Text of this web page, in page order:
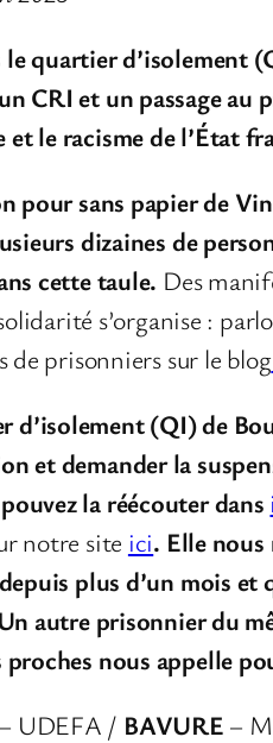
quartier d’isolement
CRI et un passage
le racisme de l’État
pour sans papier de
dizaines de
cette taule. Des
s’organise :
de prisonniers sur le blog
(QI) de
et demander la
la réécouter dans
notre site ici. Elle
plus d’un mois
autre prisonnier du
nous appelle
– UDEFA / BAVURE –